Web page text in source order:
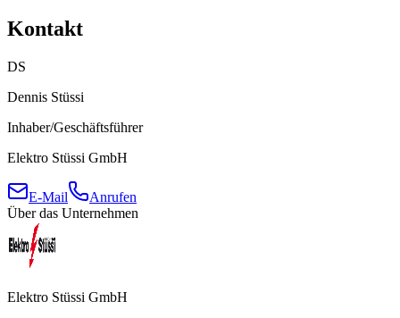
Kontakt
DS
Dennis Stüssi
Inhaber/Geschäftsführer
Elektro Stüssi GmbH
E-Mail
Anrufen
Über das Unternehmen
Elektro Stüssi GmbH